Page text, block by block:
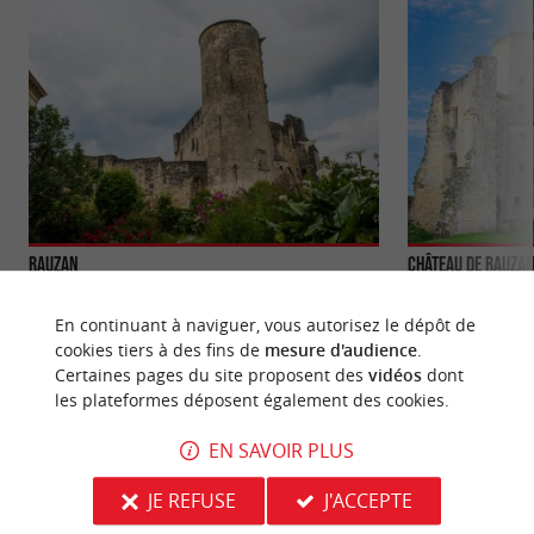
Rauzan
mélange d’histoire, de nature et de patrimoine
viticole aux ...
4,8 km - Rauzan
Château de Rauzan
12ème siècle, au
ancienne motte ...
En continuant à naviguer, vous autorisez le dépôt de
cookies tiers à des fins de mesure d'audience.
Certaines pages du site proposent des vidéosdont
les plateformes déposent également des cookies.
EN SAVOIR PLUS
JE REFUSE
J'ACCEPTE